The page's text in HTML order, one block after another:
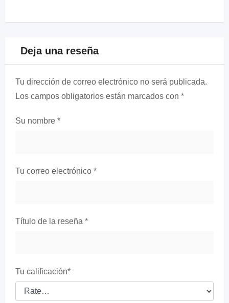
Deja una reseña
Tu dirección de correo electrónico no será publicada.
Los campos obligatorios están marcados con *
Su nombre *
Tu correo electrónico *
Título de la reseña *
Tu calificación*